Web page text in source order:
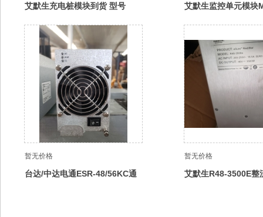
艾默生充电桩模块到货 型号
艾默生监控单元模块
暂无价格
台达/中达电通ESR-48/56KC通
暂无价格
艾默生R48-3500E整